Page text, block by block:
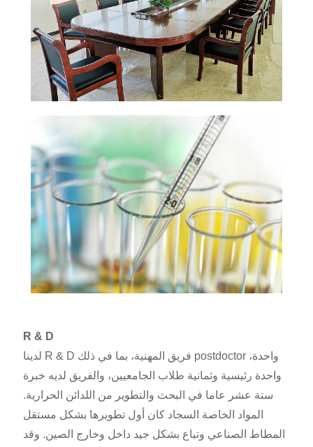
R & D
لدينا R & D فريق المهنية، بما في ذلك postdoctor واحدة،
واحدة رئيسية وثمانية طلاب الجامعيين، والفريق لديه خبرة
ستة عشر عاما في البحث والتطوير من اللدائن الحرارية.
المواد الخاصة السجاد كان أول تطويرها بشكل مستقل
المطاط الصناعي وتباع بشكل جيد داخل وخارج الصين. وقد